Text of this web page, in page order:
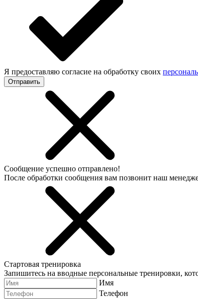
Я предоставляю согласие на обработку своих
Отправить
Сообщение успешно отправлено!
После обработки сообщения вам позвонит наш
Стартовая тренировка
Запишитесь на вводные персональные тренировки,
Имя
Телефон